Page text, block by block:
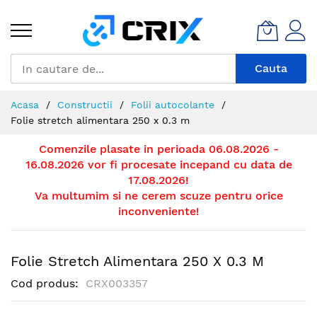
Continut
Cauta
Acasa Constructii
Folii autocolante
Folie stretch alimentara 250 x 0.3 m
Comenzile plasate in perioada 06.08.2026 -
16.08.2026 vor fi procesate incepand cu data de
17.08.2026!
Va multumim si ne cerem scuze pentru orice
inconveniente!
Folie Stretch Alimentara 250 X 0.3 M
Cod produs CRX003357